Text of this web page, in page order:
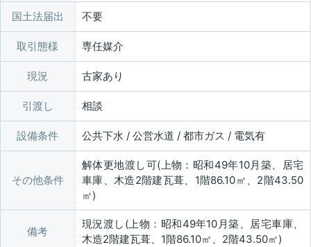
国土法届出 不要
取引態様 専任媒介
現況 古家あり
引渡し 相談
設備条件 公共下水 / 公営水道 / 都市ガス / 電気有
その他条件
解体更地渡し可(上物：昭和49年10月築、居宅
車庫、木造2階建瓦葺、1階86.10㎡、2階43.50
㎡)
備考
現況渡し(上物：昭和49年10月築、居宅車庫、
木造2階建瓦葺、1階86.10㎡、2階43.50㎡)